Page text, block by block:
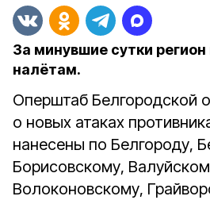
За минувшие сутки регион
налётам.
Оперштаб Белгородской
о новых атаках
нанесены по Белгороду,
Борисовскому,
Волоконовскому,